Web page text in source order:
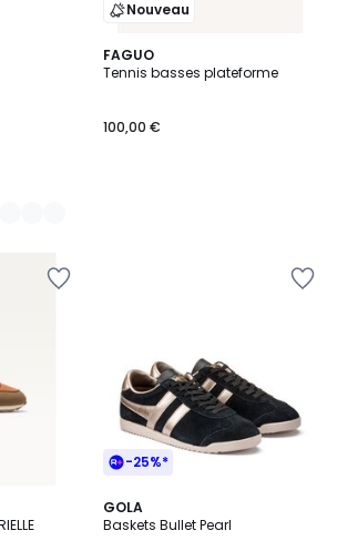
Nouveau
FAGUO
Tennis basses plateforme
100,00 €
-25%*
GOLA
Baskets Bullet Pearl
4
/
4
Couleurs